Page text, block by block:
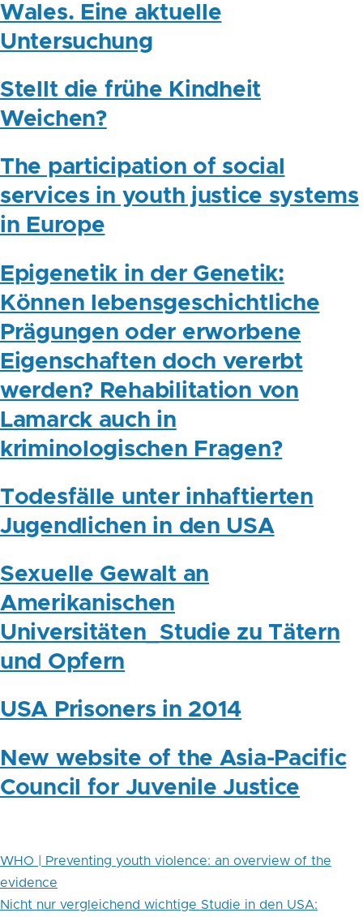
Wales. Eine aktuelle
Untersuchung
Stellt die frühe Kindheit
Weichen?
The participation of social
services in youth justice systems
in Europe
Epigenetik in der Genetik:
Können lebensgeschichtliche
Prägungen oder erworbene
Eigenschaften doch vererbt
werden? Rehabilitation von
Lamarck auch in
kriminologischen Fragen?
Todesfälle unter inhaftierten
Jugendlichen in den USA
Sexuelle Gewalt an
Amerikanischen
Universitäten_Studie zu Tätern
und Opfern
USA Prisoners in 2014
New website of the Asia-Pacific
Council for Juvenile Justice
WHO | Preventing youth violence: an overview of the
evidence
Nicht nur vergleichend wichtige Studie in den USA: